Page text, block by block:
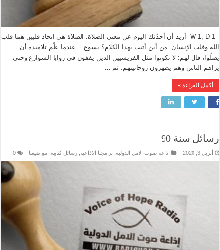
W 1, D 1 أريد أن أحدّثك اليوم عن معنى الصلاة. الصلاة هي اتحاد قلبين هما قلب
الله وقلب الإنسان. من أين أتيت بهذا الكلام؟ يسوع… عندما علّم تلاميذه أن
يصلّوا، قال لهم: لا تكونوا مثل الفريسيين الذين يقفون في زوايا الشوارع وحتى
يراهم الناس وهم يظهرون روحانيتهم. ثم …
أكمل القراءة »
رسائل سنة 90
أبريل 3, 2020 اذاعة صوت الامل الدولية برامجنا الاذاعية ,رسائل كتابية مواضيعنا 0